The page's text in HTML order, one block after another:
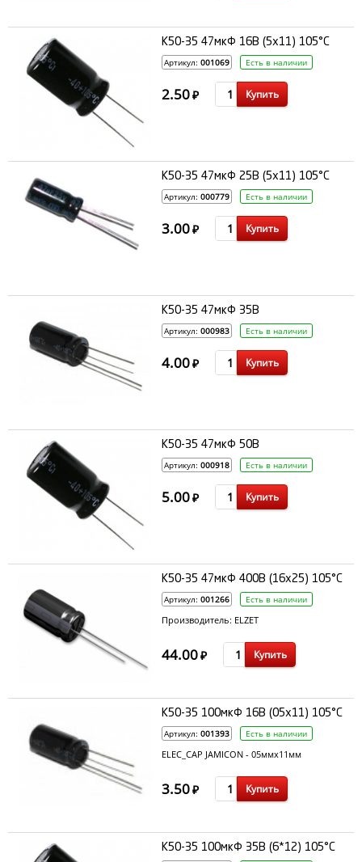
К50-35 47мкФ 16В (5x11) 105°C
Артикул: 001069 Есть в наличии
2.50₽ Купить
К50-35 47мкФ 25В (5x11) 105°C
Артикул: 000779 Есть в наличии
3.00₽ Купить
К50-35 47мкФ 35В
Артикул: 000983 Есть в наличии
4.00₽ Купить
К50-35 47мкФ 50В
Артикул: 000918 Есть в наличии
5.00₽ Купить
К50-35 47мкФ 400В (16x25) 105°C
Артикул: 001266 Есть в наличии
Производитель: ELZET
44.00₽ Купить
К50-35 100мкФ 16В (05x11) 105°C
Артикул: 001393 Есть в наличии
ELEC_CAP JAMICON - 05ммx11мм
3.50₽ Купить
К50-35 100мкФ 35В (6*12) 105°С